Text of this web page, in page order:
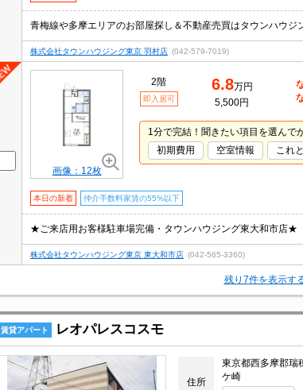
株式会社タウンハウジング東京 羽村店 (042-579-7019)
画像：12枚
2階
即入居可
6.8万円
5,500円
1分で完結！聞きたい項目を選んで
初期費用
空室情報 これ
本日の新着 仲介手数料家賃の55%以下
★ご来店用お客様駐車場完備・タウンハウジング東大和市店★
株式会社タウンハウジング東京 東大和市店 (042-565-3360)
残り7件を表示す
賃貸アパート レオパレスコスモ
住所
東京都西多摩郡瑞
ケ崎